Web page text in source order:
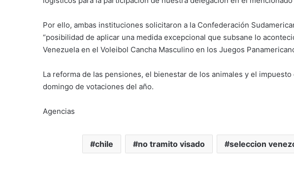
Por ello, ambas instituciones solicitaron a la Confederación
“posibilidad de aplicar una medida excepcional que subsane lo
Venezuela en el Voleibol Cancha Masculino en los Juegos
La reforma de las pensiones, el bienestar de los animales y el
domingo de votaciones del año.
Agencias
chile no tramito visado seleccion